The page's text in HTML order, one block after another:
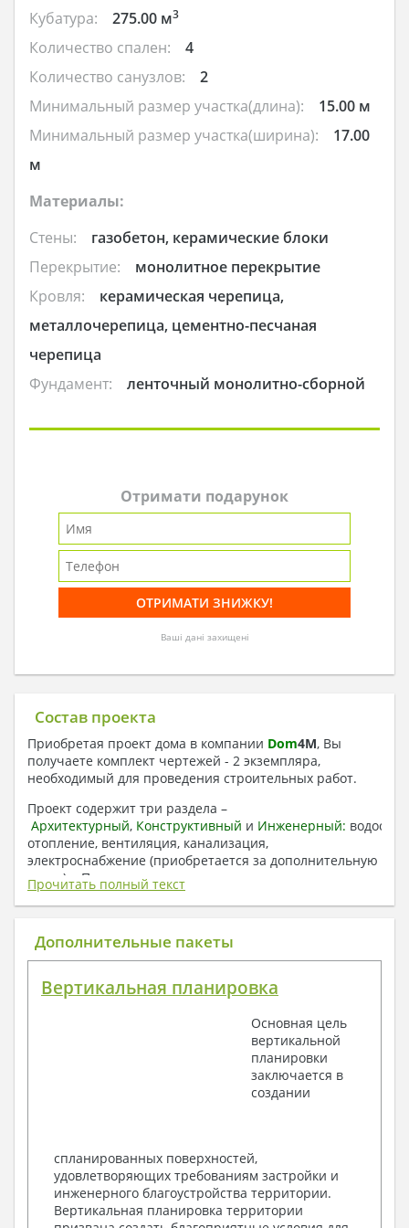
Кубатура: 275.00 м3
Количество спален:
4
Количество санузлов:
2
Минимальный размер участка(длина):
15.00 м
Минимальный размер участка(ширина):
17.00
м
Материалы:
Стены:
газобетон, керамические блоки
Перекрытие:
монолитное перекрытие
Кровля:
керамическая черепица,
металлочерепица, цементно-песчаная
черепица
Фундамент:
ленточный монолитно-сборной
Отримати подарунок
Ваші дані захищені
Состав проекта
Приобретая проект дома в компании Dom4M, Вы
получаете комплект чертежей - 2 экземпляра,
необходимый для проведения строительных работ.
Проект содержит три раздела –
Архитектурный, Конструктивный и Инженерный:
отопление, вентиляция, канализация,
электроснабжение (приобретается за дополнительную
плату) + Пояснительная записка.
1. Архитектурный раздел:
Общие данные по проекту
Поэтажные маркировочные планы с
Разрезы и состав конструкций
Фасады с ведомостью внешних отделок
Элементы проемов – спецификация
Ведомость перемычек – сечения и
Архитектурные узлы в конструкциях
2. Конструктивный раздел:
Общие данные по проекту
Прочитать полный текст
Дополнительные пакеты
Вертикальная планировка
Основная цель
вертикальной
планировки
заключается в
создании
спланированных поверхностей,
удовлетворяющих требованиям застройки и
инженерного благоустройства территории.
Вертикальная планировка территории